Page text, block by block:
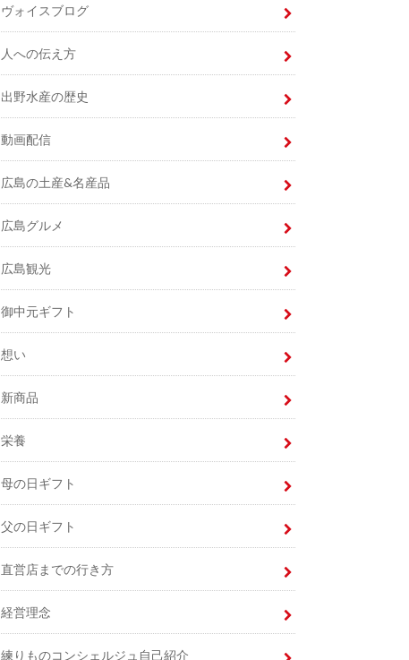
ヴォイスブログ
人への伝え方
出野水産の歴史
動画配信
広島の土産&名産品
広島グルメ
広島観光
御中元ギフト
想い
新商品
栄養
母の日ギフト
父の日ギフト
直営店までの行き方
経営理念
練りものコンシェルジュ自己紹介